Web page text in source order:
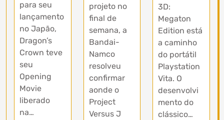
para seu
lançamento
no Japão,
Dragon’s
Crown teve
seu
Opening
Movie
liberado
na…
projeto no
final de
semana, a
Bandai-
Namco
resolveu
confirmar
aonde o
Project
Versus J
3D:
Megaton
Edition está
a caminho
do portátil
Playstation
Vita. O
desenvolvi
mento do
clássico…